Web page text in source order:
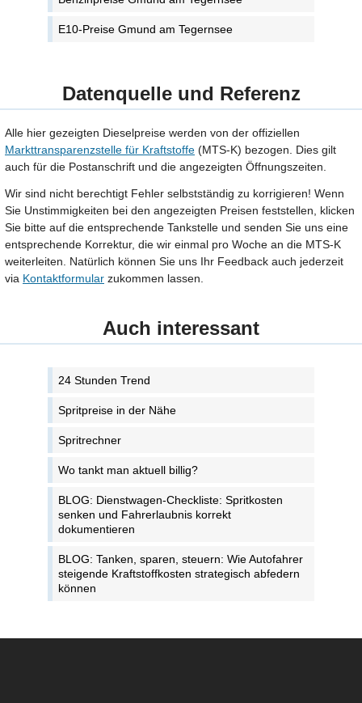
E10-Preise Gmund am Tegernsee
Datenquelle und Referenz
Alle hier gezeigten Dieselpreise werden von der offiziellen
Markttransparenzstelle für Kraftstoffe (MTS-K) bezogen. Dies gilt
auch für die Postanschrift und die angezeigten Öffnungszeiten.
Wir sind nicht berechtigt Fehler selbstständig zu korrigieren! Wenn
Sie Unstimmigkeiten bei den angezeigten Preisen feststellen, klicken
Sie bitte auf die entsprechende Tankstelle und senden Sie uns eine
entsprechende Korrektur, die wir einmal pro Woche an die MTS-K
weiterleiten. Natürlich können Sie uns Ihr Feedback auch jederzeit
via Kontaktformular zukommen lassen.
Auch interessant
24 Stunden Trend
Spritpreise in der Nähe
Spritrechner
Wo tankt man aktuell billig?
BLOG: Dienstwagen-Checkliste: Spritkosten
senken und Fahrerlaubnis korrekt
dokumentieren
BLOG: Tanken, sparen, steuern: Wie Autofahrer
steigende Kraftstoffkosten strategisch abfedern
können